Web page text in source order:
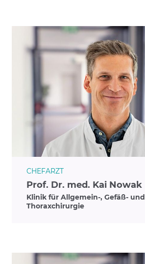
CHEFARZT
Prof. Dr. med. Kai Nowak
Klinik für Allgemein-, Gefäß- und
Thoraxchirurgie